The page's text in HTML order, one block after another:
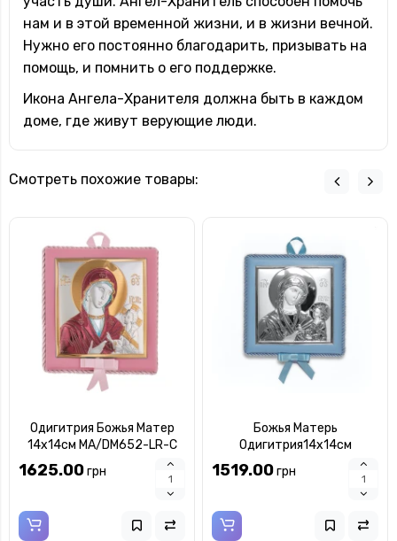
нам и в этой временной жизни, и в жизни вечной.
Нужно его постоянно благодарить, призывать на
помощь, и помнить о его поддержке.
Икона Ангела-Хранителя должна быть в каждом
доме, где живут верующие люди.
Смотреть похожие товары:
Одигитрия Божья Матер
14x14см MA/DM652-LR-C
1625.00грн
Божья Матерь
Одигитрия14x14см
MA/DM652-LC
1519.00грн